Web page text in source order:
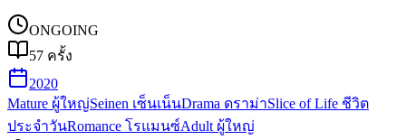
ONGOING
57 ครั้ง
2020
Mature ผู้ใหญ่Seinen เซ็นเน็นDrama ดราม่าSlice of Life ชีวิต
ประจำวันRomance โรแมนซ์Adult ผู้ใหญ่